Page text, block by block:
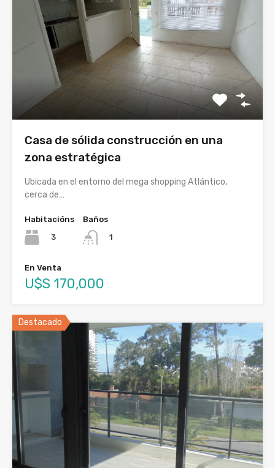
Casa de sólida construcción en una
zona estratégica
Ubicada en el entorno del mega shopping Atlántico,
cerca de…
Habitacións
3
Baños
1
En Venta
U$S 170,000
Destacado